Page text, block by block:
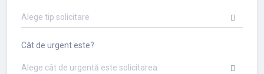
Alege tip solicitare
Cât de urgent este?
Alege cât de urgentă este solicitarea